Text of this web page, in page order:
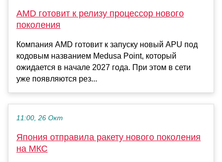
AMD готовит к релизу процессор нового
поколения
Компания AMD готовит к запуску новый APU под
кодовым названием Medusa Point, который
ожидается в начале 2027 года. При этом в сети
уже появляются рез...
11:00, 26 Окт
Япония отправила ракету нового поколения
на МКС